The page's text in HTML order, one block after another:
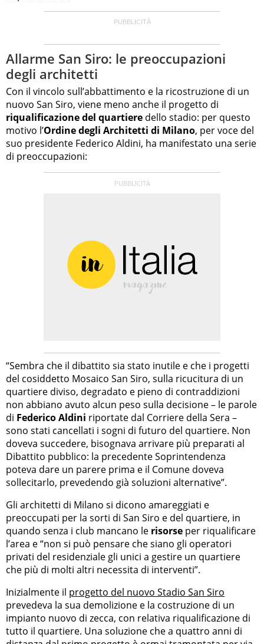
Allarme San Siro: le preoccupazioni
degli architetti
Con il vincolo sull’abbattimento e la ricostruzione di un
nuovo San Siro, viene meno anche il progetto di
riqualificazione del quartiere dello stadio: per questo
motivo l’Ordine degli Architetti di Milano, per voce del
suo presidente Federico Aldini, ha manifestato una serie
di preoccupazioni:
“Sembra che il dibattito sia stato inutile e che i progetti
del cosiddetto Mosaico San Siro, sulla ricucitura di un
quartiere diviso, degradato e pieno di contraddizioni
non abbiano avuto alcun peso sulla decisione – le parole
di Federico Aldini riportate dal Corriere della Sera –
sono stati cancellati i sogni di futuro del quartiere. Non
doveva succedere, bisognava arrivare più preparati al
Dibattito pubblico: la precedente Soprintendenza
poteva dare un parere prima e il Comune doveva
sollecitarlo, prevedendo già soluzioni alternative”.
Gli architetti di Milano si dicono amareggiati e
preoccupati per la sorti di San Siro e del quartiere, in
quando senza i club mancano le risorse per riqualificare
l’area e “non si può pensare che siano gli operatori
privati del residenziale gli unici a gestire un quartiere
che più di molti altri necessita di interventi”.
Inizialmente il progetto del nuovo Stadio San Siro
prevedeva la sua demolizione e la costruzione di un
impianto nuovo di zecca, con relativa riqualificazione di
tutto il quartiere. Una soluzione che a quattro anni di